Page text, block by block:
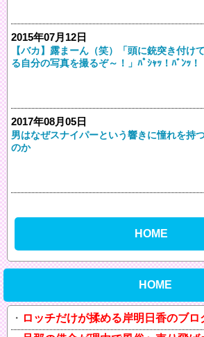
2015年07月12日
【バカ】露まーん（笑）「頭に銃突き付けて
る自分の写真を撮るぞ～！」ﾊﾟｼｬｯ！ﾊﾞﾝｯ！
2017年08月05日
男はなぜスナイパーという響きに憧れを持
のか
HOME
HOME
ロッチだけが揉める岸明日香のブ